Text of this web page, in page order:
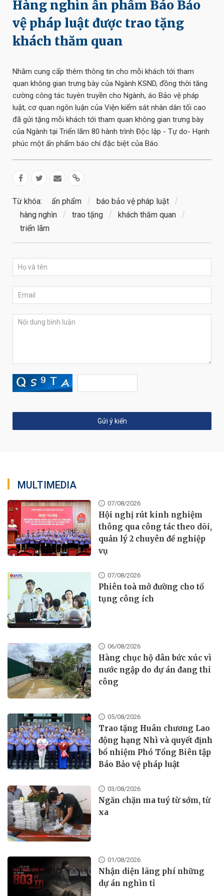
Hàng nghìn ấn phẩm Báo Bảo
vệ pháp luật được trao tặng
khách thăm quan
Nhằm cung cấp thêm thông tin cho mỗi khách tới tham
quan không gian trưng bày của Ngành KSND, đồng thời tăng
cường công tác tuyên truyền cho Ngành, áo Bảo vệ pháp
luật, cơ quan ngôn luận của Viện kiểm sát nhân dân tối cao
đã gửi tặng mỗi khách tới tham quan không gian trưng bày
của Ngành tại Triển lãm 80 hành trình Độc lập - Tự do- Hạnh
phúc một ấn phẩm báo chí đặc biệt của Báo.
Từ khóa: ấn phẩm
báo bảo vệ pháp luật
hàng nghìn
trao tặng
khách thăm quan
triển lãm
MULTIMEDIA
07/08/2026
Hội nghị rút kinh nghiệm
thông qua công tác theo dõi,
quản lý 2 chuyên đề nghiệp
vụ
07/08/2026
Phiên toà mở đường cho tố
tụng công ích
06/08/2026
Hàng chục hộ dân bức xúc vì
nước ngập do dự án đang thi
công
05/08/2026
Trao tặng Huân chương Lao
động hạng Nhì và quyết định
bổ nhiệm Phó Tổng Biên tập
Báo Bảo vệ pháp luật
03/08/2026
Ngăn chặn ma tuý từ sớm, từ
xa
01/08/2026
Nhận diện lãng phí những
dự án nghìn tỉ